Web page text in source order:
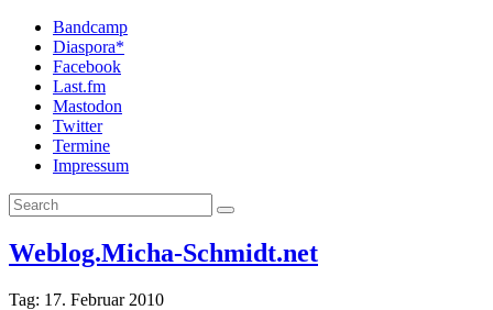
Bandcamp
Diaspora*
Facebook
Last.fm
Mastodon
Twitter
Termine
Impressum
Weblog.Micha-Schmidt.net
Tag: 17. Februar 2010